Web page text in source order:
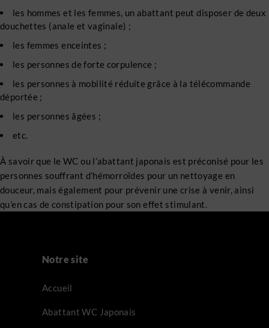
les hommes et les femmes, un abattant peut disposer de deux
douchettes (anale et vaginale) ;
les femmes enceintes ;
les personnes de forte corpulence ;
les personnes à mobilité réduite grâce à la télécommande
déportée ;
les personnes âgées ;
etc.
À savoir que le WC ou l’abattant japonais est préconisé pour les
personnes souffrant d’hémorroïdes pour un nettoyage en
douceur, mais également pour prévenir une crise à venir, ainsi
qu’en cas de constipation pour son effet stimulant.
Notre site
Accueil
Abattant WC Japonais